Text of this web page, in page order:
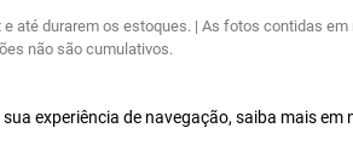
experiência de navegação, saiba mais em
até durarem os estoques. | As fotos contidas
não são cumulativos.